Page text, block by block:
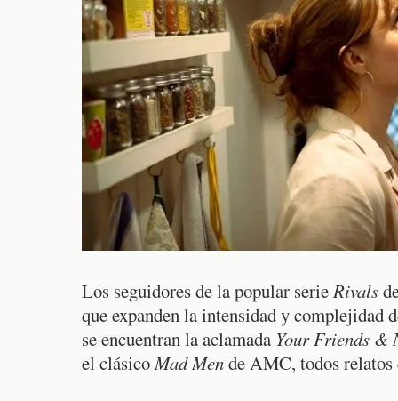
Los seguidores de la popular serieRivals
que expanden la intensidad y complejidad
se encuentran la aclamada Your Friends &
el clásicoMad Mende AMC, todos